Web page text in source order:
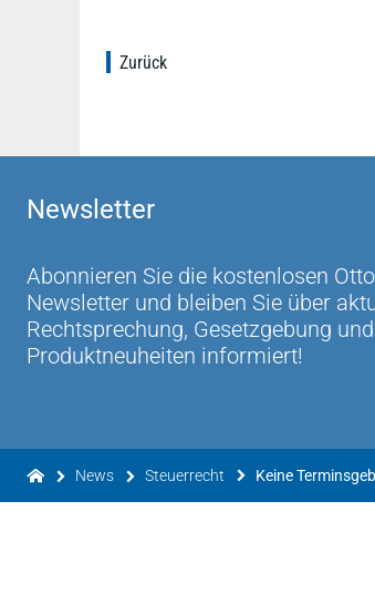
Zurück
Newsletter
Abonnieren Sie die kostenlosen
Newsletter und bleiben Sie über
Rechtsprechung, Gesetzgebung und
Produktneuheiten informiert!
News Steuerrecht